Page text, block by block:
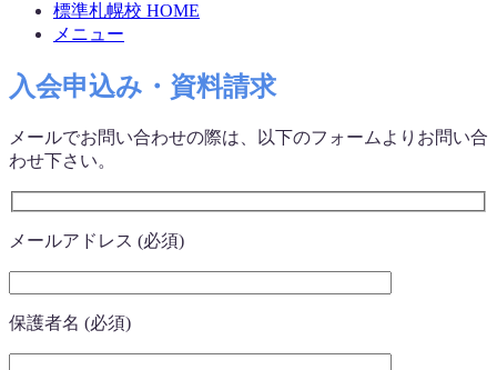
標準札幌校 HOME
メニュー
入会申込み・資料請求
メールでお問い合わせの際は、以下のフォームよりお問い合
わせ下さい。
メールアドレス (必須)
保護者名 (必須)